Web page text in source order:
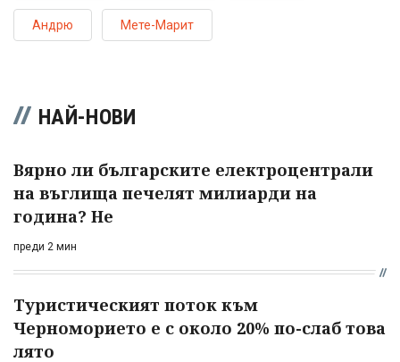
Андрю Мете-Марит
НАЙ-НОВИ
Вярно ли българските електроцентрали
на въглища печелят милиарди на
година? Не
преди 2 мин
Туристическият поток към
Черноморието е с около 20% по-слаб това
лято